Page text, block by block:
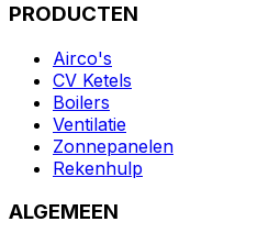
PRODUCTEN
Airco's
CV Ketels
Boilers
Ventilatie
Zonnepanelen
Rekenhulp
ALGEMEEN